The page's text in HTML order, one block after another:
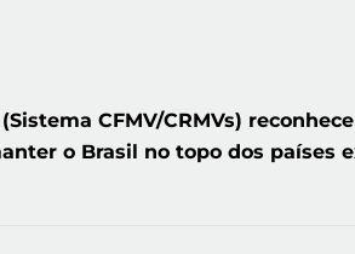
CFMV/CRMVs)
o Brasil no topo dos países